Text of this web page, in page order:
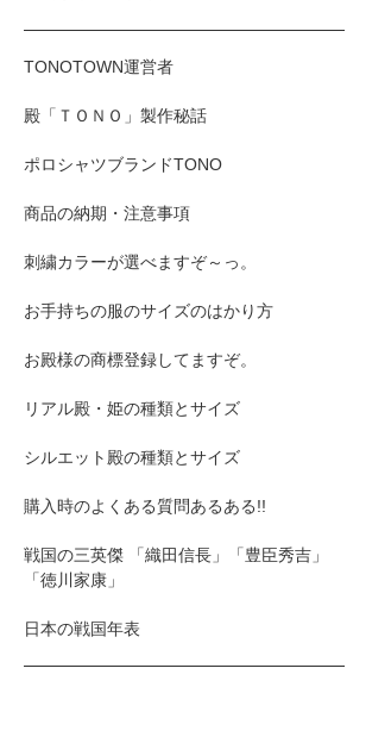
TONOTOWN運営者
殿「ＴＯＮＯ」製作秘話
ポロシャツブランドTONO
商品の納期・注意事項
刺繍カラーが選べますぞ～っ。
お手持ちの服のサイズのはかり方
お殿様の商標登録してますぞ。
リアル殿・姫の種類とサイズ
シルエット殿の種類とサイズ
購入時のよくある質問あるある!!
戦国の三英傑 「織田信長」「豊臣秀吉」
「徳川家康」
日本の戦国年表